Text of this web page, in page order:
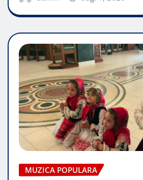
MUZICA POPULARA